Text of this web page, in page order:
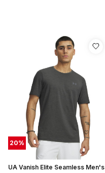
20%
UA Vanish Elite Seamless Men's